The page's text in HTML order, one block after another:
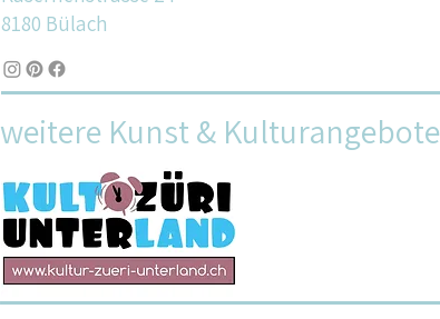
8180 Bülach
weitere Kunst & Kulturangebote